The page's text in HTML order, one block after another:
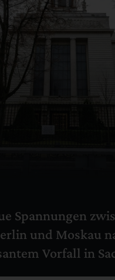
Spannungen
und Moskau
Vorfall in